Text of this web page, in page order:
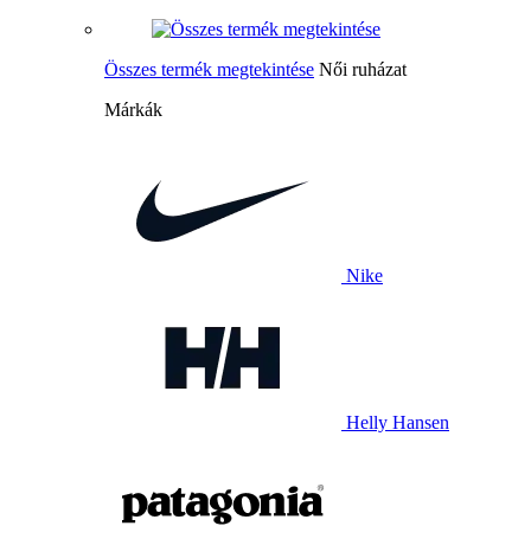
Összes termék megtekintése Női ruházat
Márkák
Nike
Helly Hansen